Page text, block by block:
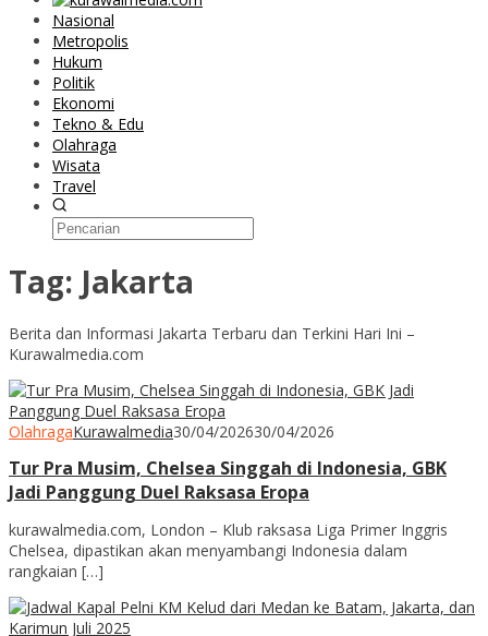
Nasional
Metropolis
Hukum
Politik
Ekonomi
Tekno & Edu
Olahraga
Wisata
Travel
Tag: Jakarta
Berita dan Informasi Jakarta Terbaru dan Terkini Hari Ini –
Kurawalmedia.com
OlahragaKurawalmedia30/04/202630/04/2026
Tur Pra Musim, Chelsea Singgah di Indonesia, GBK
Jadi Panggung Duel Raksasa Eropa
kurawalmedia.com, London – Klub raksasa Liga Primer Inggris
Chelsea, dipastikan akan menyambangi Indonesia dalam
rangkaian […]